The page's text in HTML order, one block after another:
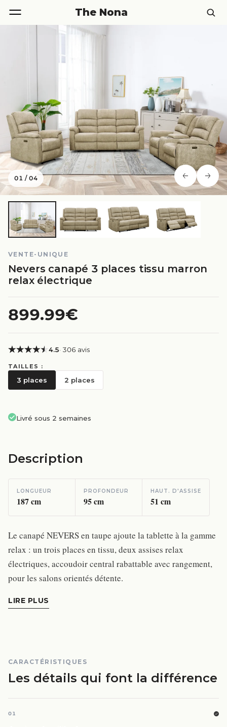
The Nona
01 /04
VENTE-UNIQUE
Nevers canapé 3 places tissu marron
relax électrique
899.99€
4.5· 306 avis
TAILLES :
3 places 2 places
Livré sous 2 semaines
Description
LONGUEUR
187cm
PROFONDEUR
95cm
HAUT. D'ASSISE
51 cm
Le canapé NEVERS en taupe ajoute la tablette à la gamme
relax : un trois places en tissu, deux assises relax
électriques, accoudoir central rabattable avec rangement,
pour les salons orientés détente.
LIRE PLUS
CARACTÉRISTIQUES
Les détails qui font la différence
01